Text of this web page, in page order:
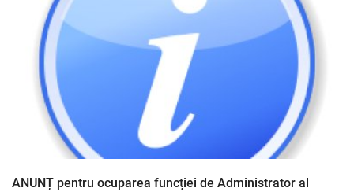
ANUNȚ pentru ocuparea funcției de Administrator al